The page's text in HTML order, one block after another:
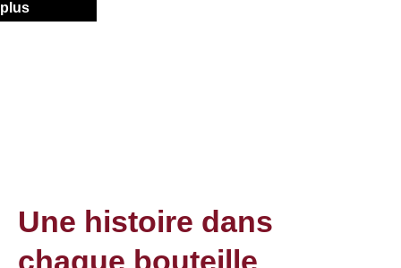
plus
Une histoire dans
chaque bouteille